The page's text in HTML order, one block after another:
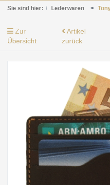
Sie sind hier: Lederwaren
Zur
Übersicht
Artikel
zurück